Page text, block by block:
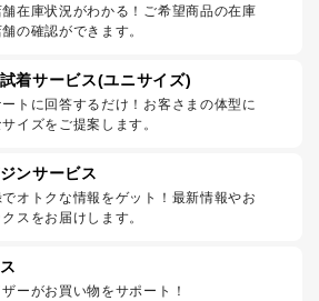
在庫状況がわかる！ご希望商品の在庫
の確認ができます。
着サービス(ユニサイズ)
トに回答するだけ！お客さまの体型に
イズをご提案します。
ンサービス
でオトクな情報をゲット！最新情報やお
スをお届けします。
ーがお買い物をサポート！